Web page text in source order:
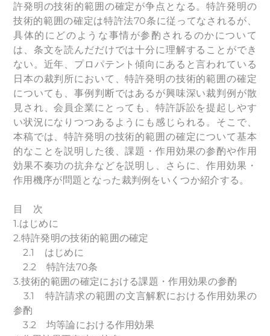
許発明の技術的範囲の確定が争点となる。特許発明の
技術的範囲の確定は特許法70条に従ってなされるが、
具体的にどのような事情が参酌されるのかについて
は、条文を読んだだけでは十分に理解することができ
ない。近年、プロパテント傾向にあると言われている
日本の裁判所において、特許発明の技術的範囲の確定
についても、事例判断ではあるが興味深い裁判例が散
見され、会員企業にとっても、特許訴訟を提起しやす
い状況になりつつあるようにも感じられる。そこで、
本稿では、特許発明の技術的範囲の確定について基本
的なことを説明した後、課題・作用効果の参酌や作用
効果不奏功の抗弁などを説明し、さらに、作用効果・
作用機序が問題となった裁判例をいくつか紹介する。
目 次
1.はじめに
2.特許発明の技術的範囲の確定
2.1 はじめに
2.2 特許法70条
3.技術的範囲の確定における課題・作用効果の参酌
3.1 特許請求の範囲の文言解釈における作用効果の
参酌
3.2 均等論における作用効果